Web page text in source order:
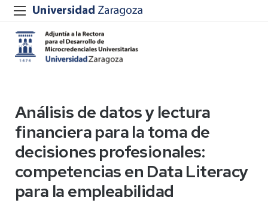
Análisis de datos y lectura
financiera para la toma de
decisiones profesionales:
competencias en Data Literacy
para la empleabilidad